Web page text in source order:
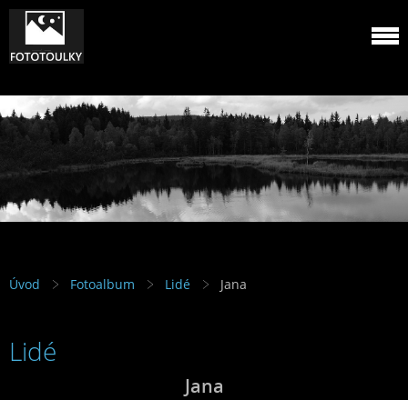
Úvod Fotoalbum Lidé Jana
Lidé
Jana